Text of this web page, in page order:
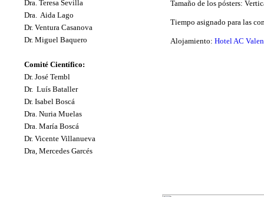
Dra. Teresa Sevilla
Dra. Aida Lago
Dr. Ventura Casanova
Dr. Miguel Baquero
Comité Científico:
Dr. José Tembl
Dr. Luís Bataller
Dr. Isabel Boscá
Dra. Nuria Muelas
Dra. María Boscá
Dr. Vicente Villanueva
Dra, Mercedes Garcés
Tamaño de los pósters:
Tiempo asignado para las
Alojamiento: Hotel AC